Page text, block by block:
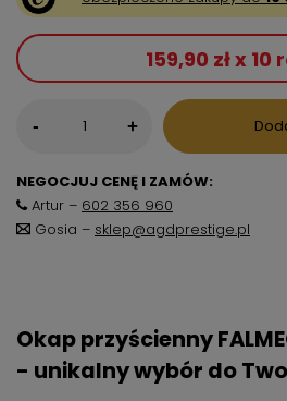
159,90 zł x 10
- +
NEGOCJUJ CENĘ I ZAMÓW:
Artur – 602 356 960
Gosia – sklep@agdprestige.pl
Okap przyścienny
- unikalny wybór do